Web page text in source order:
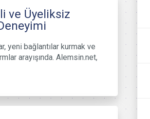
ve Üyeliksiz
yeni bağlantılar kurmak ve
arayışında. Alemsin.net,